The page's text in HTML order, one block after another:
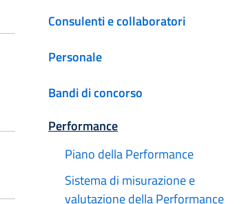
Consulenti e collaboratori
Personale
Bandi di concorso
Performance
Attivo
Piano della Performance
Sistema di misurazione e
valutazione della Performance